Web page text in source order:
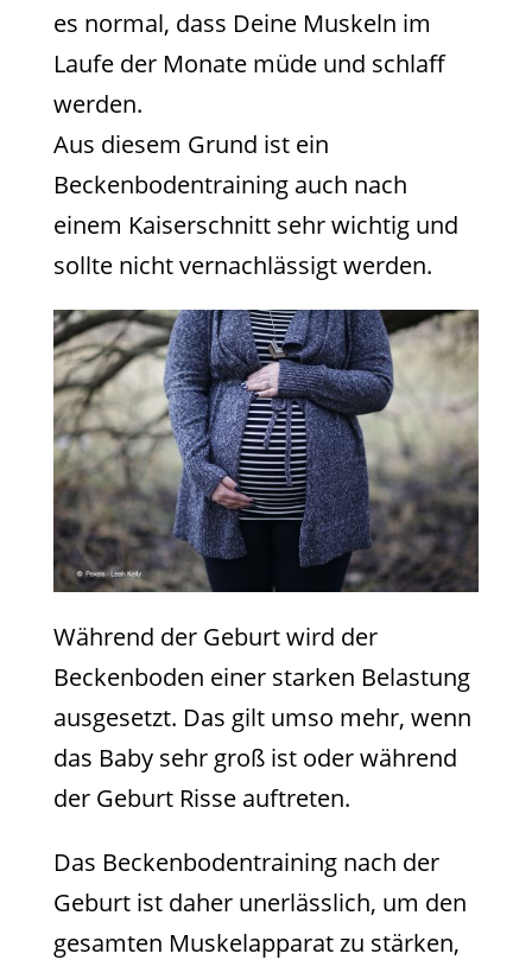
es normal, dass Deine Muskeln im
Laufe der Monate müde und schlaff
werden.
Aus diesem Grund ist ein
Beckenbodentraining auch nach
einem Kaiserschnitt sehr wichtig und
sollte nicht vernachlässigt werden.
Während der Geburt wird der
Beckenboden einer starken Belastung
ausgesetzt. Das gilt umso mehr, wenn
das Baby sehr groß ist oder während
der Geburt Risse auftreten.
Das Beckenbodentraining nach der
Geburt ist daher unerlässlich, um den
gesamten Muskelapparat zu stärken,